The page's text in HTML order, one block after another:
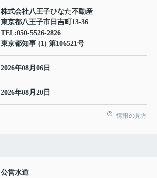
株式会社八王子ひなた不動産
東京都八王子市日吉町13-36
TEL:050-5526-2826
東京都知事 (1) 第106521号
2026年08月06日
2026年08月20日
情報の見方
公営水道